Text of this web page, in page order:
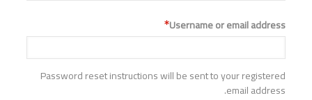
Username or email address
Password reset instructions will be sent to your registered
email address.